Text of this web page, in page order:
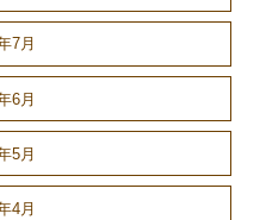
7月
6月
5月
4月